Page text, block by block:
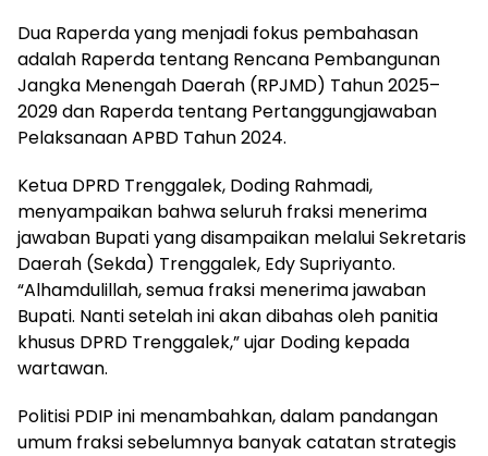
Dua Raperda yang menjadi fokus pembahasan
adalah Raperda tentang Rencana Pembangunan
Jangka Menengah Daerah (RPJMD) Tahun 2025–
2029 dan Raperda tentang Pertanggungjawaban
Pelaksanaan APBD Tahun 2024.
Ketua DPRD Trenggalek, Doding Rahmadi,
menyampaikan bahwa seluruh fraksi menerima
jawaban Bupati yang disampaikan melalui Sekretaris
Daerah (Sekda) Trenggalek, Edy Supriyanto.
“Alhamdulillah, semua fraksi menerima jawaban
Bupati. Nanti setelah ini akan dibahas oleh panitia
khusus DPRD Trenggalek,” ujar Doding kepada
wartawan.
Politisi PDIP ini menambahkan, dalam pandangan
umum fraksi sebelumnya banyak catatan strategis